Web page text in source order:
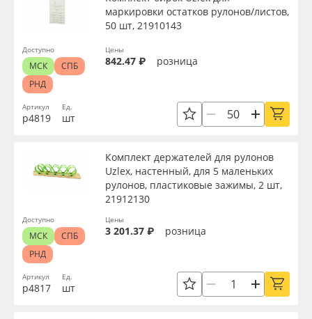
Артикул
р4819
маркировки остатков рулонов/листов,
50 шт, 21910143
Ед.
шт
Цены
842.47 ₽ розница
Доступно
МСК
СПБ
РНД
Артикул
р4817
Комплект держателей для рулонов
Uzlex, настенный, для 5 маленьких
рулонов, пластиковые зажимы, 2 шт,
21912130
Ед.
шт
Цены
3 201.37 ₽ розница
Доступно
МСК
СПБ
РНД